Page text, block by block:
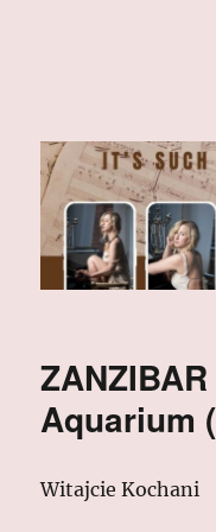
Aquarium
Witajcie Kochani